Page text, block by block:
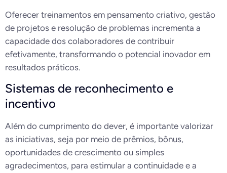
Oferecer treinamentos em pensamento criativo, gestão
de projetos e resolução de problemas incrementa a
capacidade dos colaboradores de contribuir
efetivamente, transformando o potencial inovador em
resultados práticos.
Sistemas de reconhecimento e
incentivo
Além do cumprimento do dever, é importante valorizar
as iniciativas, seja por meio de prêmios, bônus,
oportunidades de crescimento ou simples
agradecimentos, para estimular a continuidade e a